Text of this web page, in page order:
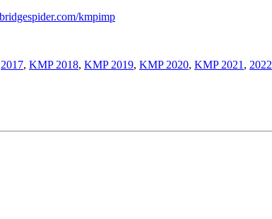
kmpimp
2017, KMP 2018, KMP 2019, KMP 2020, KMP 2021 , 2022